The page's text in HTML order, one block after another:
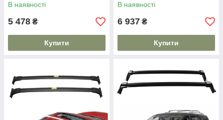
В наявності
5 478 ₴
Купити
В наявності
6 937 ₴
Купити